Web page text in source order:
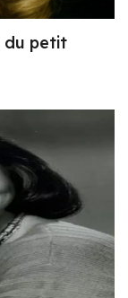
du petit